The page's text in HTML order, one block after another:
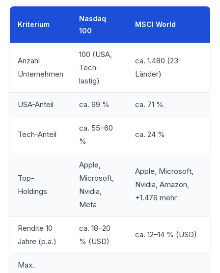
Kriterium
Nasdaq
100
MSCI World
Anzahl
Unternehmen
100 (USA,
Tech-
lastig)
ca. 1.480 (23
Länder)
USA-Anteil ca. 99 % ca. 71 %
Tech-Anteil
ca. 55–60
%
ca. 24 %
Top-
Holdings
Apple,
Microsoft,
Nvidia,
Meta
Apple, Microsoft,
Nvidia, Amazon,
+1.476 mehr
Rendite 10
Jahre (p.a.)
ca. 18–20
% (USD)
ca. 12–14 % (USD)
Max.